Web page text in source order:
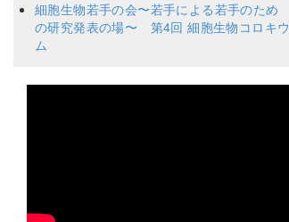
細胞生物若手の会〜若手による若手のため
の研究発表の場〜 第4回 細胞生物コロキウ
ム